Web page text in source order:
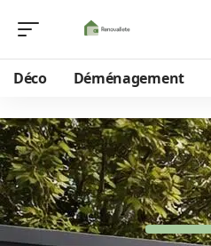
Déco Déménagement